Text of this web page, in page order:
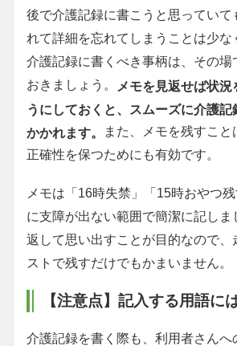
後で介護記録に書こうと思っていて
れて詳細を忘れてしまうことは少な
介護記録に書くべき事柄は、その場
おきましょう。
メモを見返せば状況
うにしておくと、スムーズに介護記
かかれます。
また、メモを残すこ
正確性を保つためにも有効です。
メモは「16時失禁」「15時おやつ
に支障が出ない範囲で簡潔に記しま
返して思い出すことが目的なので、
ストで残すだけでもかまいません。
【注意点】記入する用語に
介護記録を書く際も、利用者さんへ